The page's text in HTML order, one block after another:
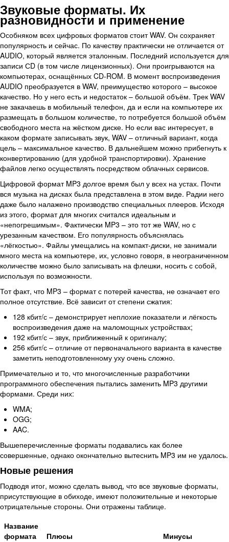
Звуковые форматы. Их
разновидности и применение
Особняком всех цифровых форматов стоит WAV. Он сохраняет
популярность и сейчас. По качеству практически не отличается от
AUDIO, который является эталонным. Последний используется для
записи СD (в том числе лицензионных). Они проигрываются на
компьютерах, оснащённых CD-ROM. В момент воспроизведения
AUDIO преобразуется в WAV, преимущество которого – высокое
качество. Но у него есть и недостаток – большой объём. Трек WAV
не закачаешь в мобильный телефон, да и если на компьютере их
размещать в большом количестве, то потребуется большой объём
свободного места на жёстком диске. Но если вас интересует, в
каком формате записывать звук, WAV – отличный вариант, когда
цель – максимальное качество. В дальнейшем можно прибегнуть к
конвертированию (для удобной транспортировки). Хранение
файлов легко осуществлять посредством облачных сервисов.
Цифровой формат MP3 долгое время был у всех на устах. Почти
вся музыка на дисках была представлена в этом виде. Радии него
даже было налажено производство специальных плееров. Исходя
из этого, формат для многих считался идеальным и
«непогрешимым». Фактически MP3 – это тот же WAV, но с
урезанным качеством. Его популярность объяснялась
«лёгкостью». Файлы умещались на компакт-диски, не занимали
много места на компьютере, их, условно говоря, в неограниченном
количестве можно было записывать на флешки, носить с собой,
используя по возможности.
Тот факт, что MP3 – формат с потерей качества, не означает его
полное отсутствие. Всё зависит от степени сжатия:
128 кбит/с – демонстрирует неплохие показатели и лёгкость
воспроизведения даже на маломощных устройствах;
192 кбит/с – звук, приближенный к оригиналу;
256 кбит/с – отличие от первоначального варианта в качестве
заметить неподготовленному уху очень сложно.
Примечательно и то, что многочисленные разработчики
программного обеспечения пытались заменить MP3 другими
формами. Среди них:
WMA;
OGG;
AAC.
Вышеперечисленные форматы подавались как более
совершенные, однако окончательно вытеснить MP3 им не удалось.
Новые решения
Подводя итог, можно сделать вывод, что все звуковые форматы,
присутствующие в обиходе, имеют положительные и некоторые
отрицательные стороны. Они отражены таблице.
Название
формата
Плюсы
Минусы